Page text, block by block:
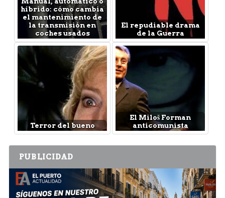
híbrido: cómo cambia
el mantenimiento de
la transmisión en
coches usados
El repudiable drama
de la Guerra
Terror del bueno
El Miloš Forman
anticomunista
PUBLICIDAD